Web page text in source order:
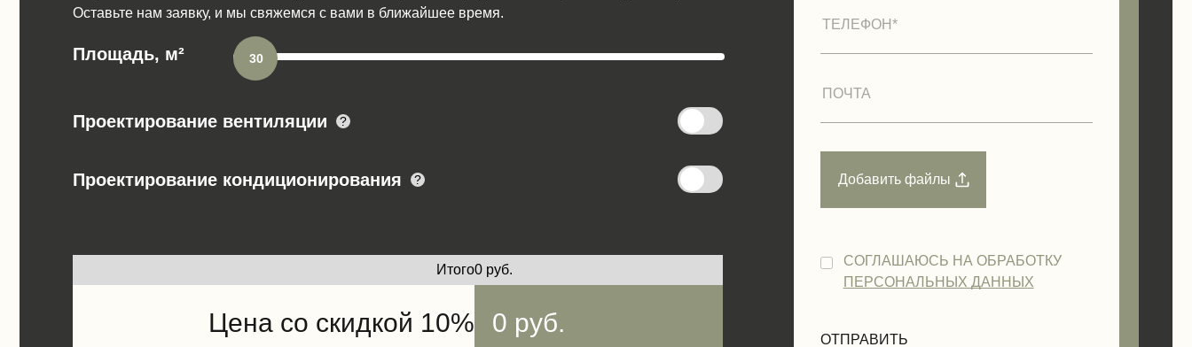
Оставьте нам заявку, и мы свяжемся с вами в ближайшее время.
Площадь, м² 30
Проектирование вентиляции ?
Проектирование кондиционирования ?
Итого0 руб.
Цена со скидкой 10% 0 руб.
СОГЛАШАЮСЬ НА ОБРАБОТКУ
ПЕРСОНАЛЬНЫХ ДАННЫХ